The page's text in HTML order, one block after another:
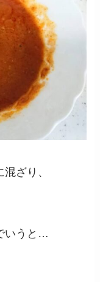
ざり、
いうと…